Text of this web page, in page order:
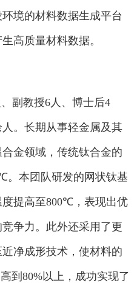
境的材料数据生成平台
高质量材料数据。
、副教授6 人、博士后4
人。长期从事轻金属及其
金领域，传统钛合金的
。本团队研发的网状钛基
提高至800℃ ，表现出优
争力。此外还采用了更
净成形技术，使材料的
到 80%以上，成功实现了